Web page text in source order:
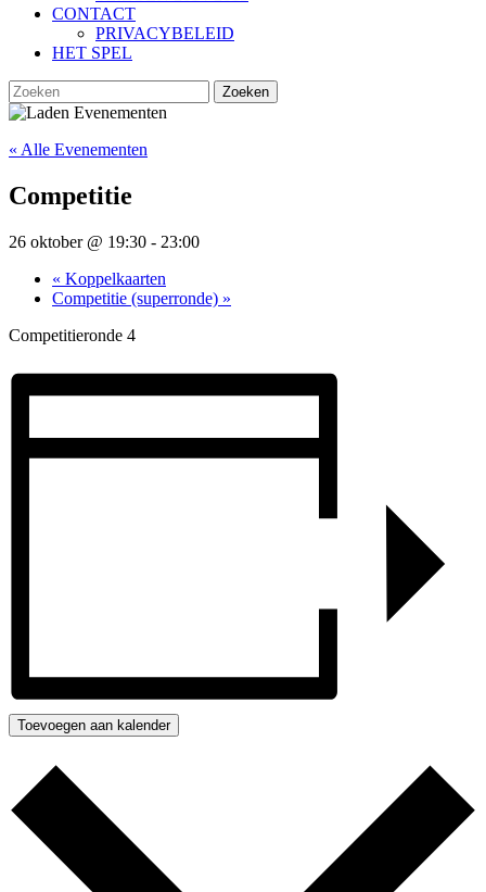
CONTACT
PRIVACYBELEID
HET SPEL
SLUIT
KNOP
Zoek
naar:
« Alle Evenementen
Competitie
26 oktober @ 19:30 - 23:00
« Koppelkaarten
Competitie (superronde) »
Competitieronde 4
Toevoegen aan kalender